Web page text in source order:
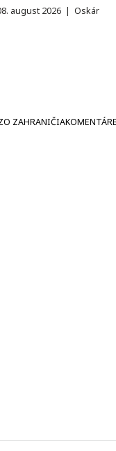
august 2026 | Oskár
ZAHRANIČIAKOMENTÁRE